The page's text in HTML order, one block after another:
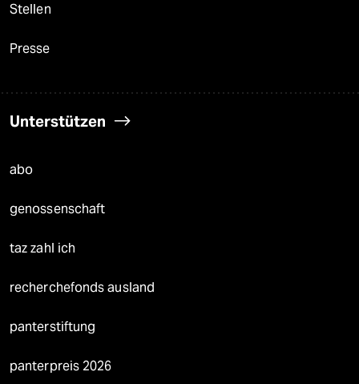
Stellen
Presse
Unterstützen
abo
genossenschaft
taz zahl ich
recherchefonds ausland
panterstiftung
panterpreis 2026